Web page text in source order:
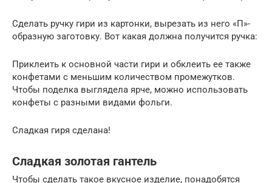
Сделать ручку гири из картонки, вырезать из него «П»-
образную заготовку. Вот какая должна получится ручка:
Приклеить к основной части гири и обклеить ее также
конфетами с меньшим количеством промежутков.
Чтобы поделка выглядела ярче, можно использовать
конфеты с разными видами фольги.
Сладкая гиря сделана!
Сладкая золотая гантель
Чтобы сделать такое вкусное изделие, понадобятся